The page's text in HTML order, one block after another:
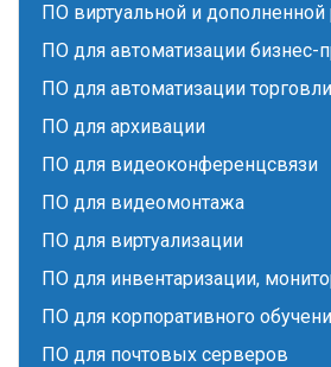
ПО виртуальной и дополненной
ПО для автоматизации бизнес-
ПО для автоматизации торговли
ПО для архивации
ПО для видеоконференцсвязи
ПО для видеомонтажа
ПО для виртуализации
ПО для инвентаризации,
ПО для корпоративного
ПО для почтовых серверов